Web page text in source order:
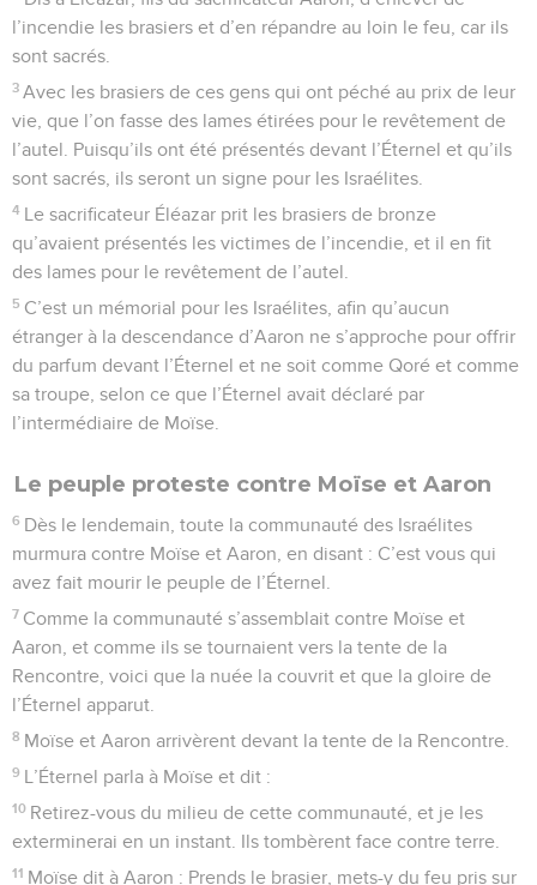
l’incendie les brasiers et d’en répandre au loin le feu, car ils
sont sacrés.
3 Avec les brasiers de ces gens qui ont péché au prix de leur
vie, que l’on fasse des lames étirées pour le revêtement de
l’autel. Puisqu’ils ont été présentés devant l’Éternel et qu’ils
sont sacrés, ils seront un signe pour les Israélites.
4 Le sacrificateur Éléazar prit les brasiers de bronze
qu’avaient présentés les victimes de l’incendie, et il en fit
des lames pour le revêtement de l’autel.
5 C’est un mémorial pour les Israélites, afin qu’aucun
étranger à la descendance d’Aaron ne s’approche pour offrir
du parfum devant l’Éternel et ne soit comme Qoré et comme
sa troupe, selon ce que l’Éternel avait déclaré par
l’intermédiaire de Moïse.
Le peuple proteste contre Moïse et Aaron
6 Dès le lendemain, toute la communauté des Israélites
murmura contre Moïse et Aaron, en disant : C’est vous qui
avez fait mourir le peuple de l’Éternel.
7 Comme la communauté s’assemblait contre Moïse et
Aaron, et comme ils se tournaient vers la tente de la
Rencontre, voici que la nuée la couvrit et que la gloire de
l’Éternel apparut.
8 Moïse et Aaron arrivèrent devant la tente de la Rencontre.
9 L’Éternel parla à Moïse et dit :
10 Retirez-vous du milieu de cette communauté, et je les
exterminerai en un instant. Ils tombèrent face contre terre.
11 Moïse dit à Aaron : Prends le brasier, mets-y du feu pris sur